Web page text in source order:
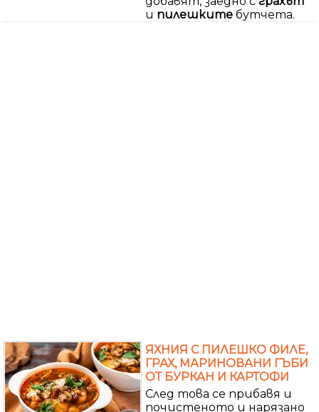
и пилешките бутчета.
ЯХНИЯ С ПИЛЕШКО ФИЛЕ,
ГРАХ, МАРИНОВАНИ ГЪБИ
ОТ БУРКАН И КАРТОФИ
След това се прибавя и
почистеното и нарязано